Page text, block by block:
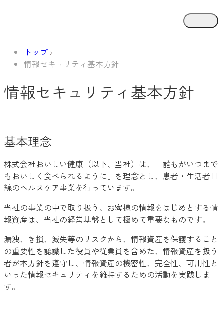
トップ
情報セキュリティ基本方針
情報セキュリティ基本方針
基本理念
株式会社おいしい健康（以下、当社）は、「誰もがいつまで
もおいしく食べられるように」を理念とし、患者・生活者目
線のヘルスケア事業を行っています。
当社の事業の中で取り扱う、お客様の情報をはじめとする情
報資産は、当社の経営基盤として極めて重要なものです。
漏洩、き損、滅失等のリスクから、情報資産を保護すること
の重要性を認識した役員や従業員を含めた、情報資産を扱う
者が本方針を遵守し、情報資産の機密性、完全性、可用性と
いった情報セキュリティを維持するための活動を実践しま
す。